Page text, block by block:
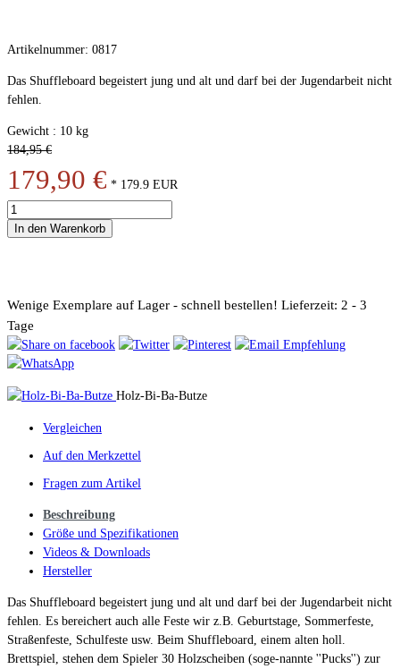
Artikelnummer: 0817
Das Shuffleboard begeistert jung und alt und darf bei der Jugendarbeit nicht
fehlen.
Gewicht : 10 kg
184,95 €
179,90 € * 179.9 EUR
In den Warenkorb
Wenige Exemplare auf Lager - schnell bestellen! Lieferzeit: 2 - 3
Tage
Holz-Bi-Ba-Butze
Vergleichen
Auf den Merkzettel
Fragen zum Artikel
Beschreibung
Größe und Spezifikationen
Videos & Downloads
Hersteller
Das Shuffleboard begeistert jung und alt und darf bei der Jugendarbeit nicht
fehlen. Es bereichert auch alle Feste wir z.B. Geburtstage, Sommerfeste,
Straßenfeste, Schulfeste usw. Beim Shuffleboard, einem alten holl.
Brettspiel, stehen dem Spieler 30 Holzscheiben (soge-nannte ''Pucks'') zur